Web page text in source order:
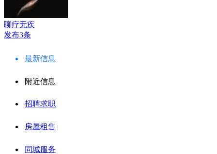
聊疗无疾
发布3条
最新信息
附近信息
招聘求职
房屋租售
同城服务